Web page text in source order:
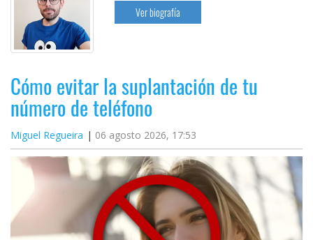
Ver biografía
Cómo evitar la suplantación de tu
número de teléfono
Miguel Regueira 06 agosto 2026, 17:53